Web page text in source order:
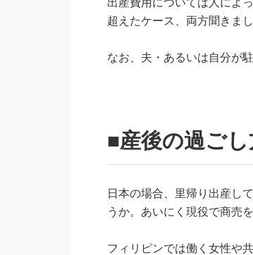
出産費用については人によ
超えたケース、両方聞きまし
なお、夫・あるいは自分が
■産後の過ご
日本の場合、里帰り出産し
うか。あいにく現役で商売
フィリピンでは働く女性や